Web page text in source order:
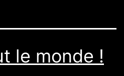
le monde !